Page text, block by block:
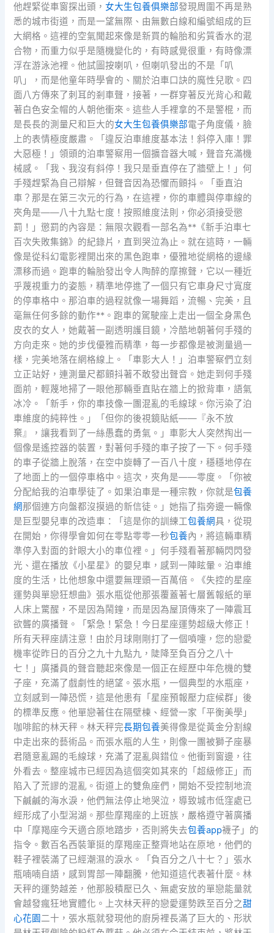
他趕緊從車窗探出頭，女大生包養俱樂部發現周圍不再是熟
悉的城市街道，而是一望無際、由無數白線和編號組成的巨
大網格。這裡的空氣聞起來像是新買的輪胎和劣質香水的混
合物，而重力似乎是隨機變化的，有時感覺很重，有時像漂
浮在游泳池裡。他試圖按喇叭，但喇叭發出的不是「叭
叭」，而是他童年時學會的、關於泊車口訣的魔性兒歌。四
面八方傳來了刺耳的剎車聲，接著，一群穿著反光背心和戴
著白色安全帽的人朝他衝來。這些人手裡拿的不是警棍，而
是長長的測量尺和巨大的女大生包養俱樂部電子角度儀，臉
上的表情極度嚴肅。「違反泊車維度基本法！斜停入庫！罪
大惡極！」領頭的泊車警察用一個擴音器大喊，聲音充滿機
械感。「我、我沒有斜停！我只是垂直停在了牆壁上！」何
手殘趕緊為自己辯解，但聲音因為恐懼而顫抖。「垂直泊
車？那是在第三次元的行為，在這裡，你的車體與停車線的
夾角是——八十九點七度！按照維度法則，你必須接受懲
罰！」懲罰的內容是：無限次觀看一部名為**《新手泊車七
百次失敗集錦》的紀錄片，直到哭泣為止。就在這時，一輛
像是從科幻電影裡開出來的黑色跑車，優雅地從網格的邊緣
漂移而過。跑車的輪胎發出令人陶醉的摩擦聲，它以一種近
乎蔑視重力的姿態，精準地停進了一個只有它車身尺寸寬度
的停車格中。那泊車的過程就像一場舞蹈，流暢、完美，且
毫無任何多餘的動作**。跑車的駕駛座上走出一個全身黑色
皮衣的女人，她戴著一副透明護目鏡，冷酷地朝著何手殘的
方向走來。她的步伐優雅而精準，每一步都像是被測量過一
樣，完美地落在網格線上。「車影大人！」泊車警察們立刻
立正站好，連測量尺都顫抖著不敢發出聲音。她走到何手殘
面前，輕蔑地掃了一眼他那輛垂直貼在牆上的掀背車，語氣
冰冷。「新手，你的車技像一團混亂的毛線球。你污染了泊
車維度的純粹性。」「但你的後視鏡貼紙——『永不放
棄』，讓我看到了一絲愚蠢的勇氣。」車影大人突然掏出一
個像是遙控器的裝置，對著何手殘的車子按了一下。何手殘
的車子從牆上脫落，在空中旋轉了一百八十度，穩穩地停在
了地面上的一個停車格中。這次，夾角是——零度。「你被
分配給我的泊車學徒了。如果泊車是一種宗教，你就是包養
網那個連方向盤都沒摸過的新信徒。」她指了指旁邊一輛像
是巨型嬰兒車的改造車：「這是你的訓練工包養網具，從現
在開始，你得學會如何在零點零零一秒包養內，將這輛車精
準停入對面的針眼大小的車位裡。」何手殘看著那輛閃閃發
光、還在播放《小星星》的嬰兒車，感到一陣眩暈。泊車維
度的生活，比他想象中還要無理頭一百萬倍。《失控的星座
運勢與單戀狂想曲》張水瓶從他那張覆蓋著七層舊報紙的單
人床上驚醒，不是因為鬧鐘，而是因為屋頂傳來了一陣震耳
欲聾的廣播聲。「緊急！緊急！今日星座運勢超級大修正！
所有天秤座請注意！由於月球剛剛打了一個噴嚏，您的戀愛
機率從昨日的百分之九十九點九，陡降至負百分之八十
七！」廣播員的聲音聽起來像是一個正在經歷中年危機的雙
子座，充滿了戲劇性的絕望。張水瓶，一個典型的水瓶座，
立刻感到一陣恐慌，這是他患有「星座預報壓力症候群」後
的標準反應。他單戀著住在隔壁棟、經營一家「平衡美學」
咖啡館的林天秤。林天秤完長期包養美得像是從黃金分割線
中走出來的藝術品。而張水瓶的人生，則像一團被獅子座暴
君隨意亂踢的毛線球，充滿了混亂與錯位。他衝到窗邊，往
外看去。整座城市已經因為這個突如其來的「超級修正」而
陷入了荒謬的混亂。街道上的雙魚座們，開始不受控制地流
下鹹鹹的海水淚，他們無法停止地哭泣，導致城市低窪處已
經形成了小型潟湖。那些摩羯座的上班族，嚴格遵守著廣播
中「摩羯座今天適合原地踏步，否則將失去包養app襪子」的
指令。數百名西裝筆挺的摩羯座正整齊地站在原地，他們的
鞋子裡裝滿了已經潮濕的淚水。「負百分之八十七？」張水
瓶喃喃自語，感到胃部一陣翻騰，他知道這代表著什麼。林
天秤的運勢越差，他那股積壓已久、無處安放的單戀能量就
會越發瘋狂地實體化。上次林天秤的戀愛運勢跌至百分之甜
心花園 二十，張水瓶就發現他的廚房裡長滿了巨大的、形狀